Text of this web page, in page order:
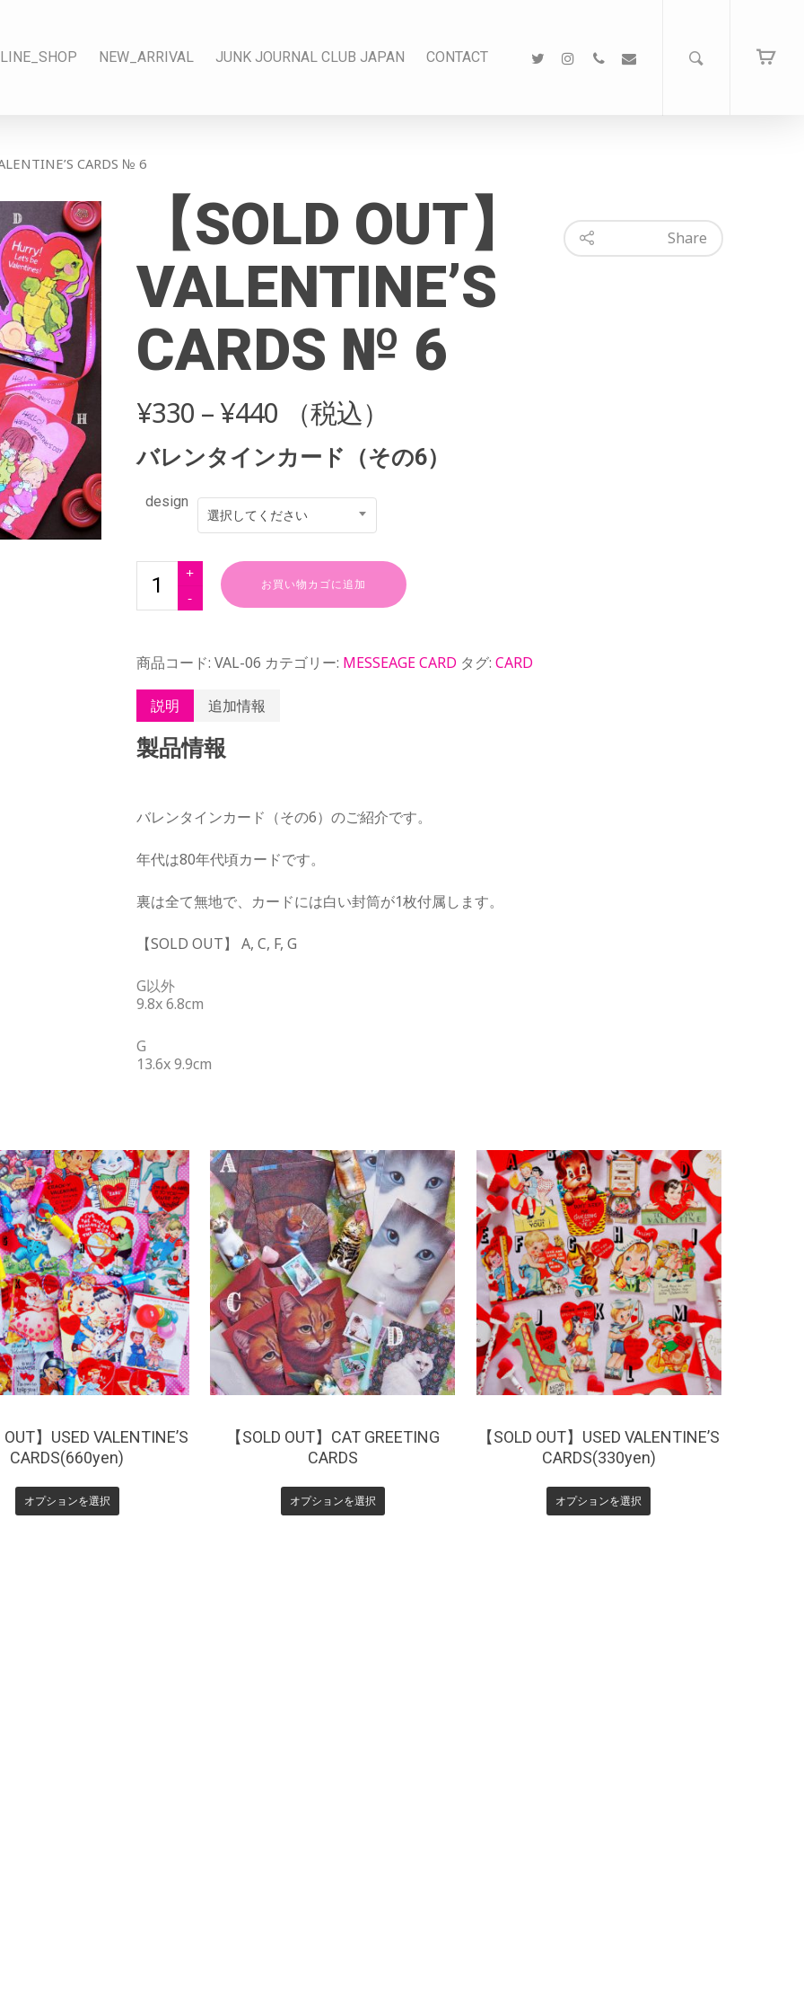
NEW_ARRIVAL JUNK JOURNAL CLUB JAPAN CONTACT
CARDS № 6
【SOLD OUT】
VALENTINE’S
CARDS № 6
Share
¥330 –¥440 （税込）
バレンタインカード（その6）
design
選択してください
お買い物カゴに追加
商品コード: VAL-06 カテゴリー: MESSEAGE CARD タグ: CARD
説明 追加情報
製品情報
バレンタインカード（その6）のご紹介です。
年代は80年代頃カードです。
裏は全て無地で、カードには白い封筒が1枚付属します。
【SOLD OUT】 A, C, F, G
G以外
9.8x 6.8cm
G
13.6x 9.9cm
660
】USED VALENTINE’S
CARDS(660yen)
オプションを選択
¥550
【SOLD OUT】CAT GREETING
CARDS
オプションを選択
¥330
【SOLD OUT】USED VALENTINE’S
CARDS(330yen)
オプションを選択